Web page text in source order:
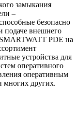
замыкания
–
безопасно
подаче внешнего
PDE на
устройства для
оперативного
оперативным
многих других.